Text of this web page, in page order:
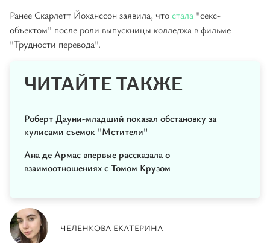
Ранее Скарлетт Йоханссон заявила, чтостала "секс-
объектом" после роли выпускницы колледжа в фильме
"Трудности перевода".
ЧИТАЙТЕ ТАКЖЕ
Роберт Дауни-младший показал обстановку за
кулисами съемок "Мстители"
Ана де Армас впервые рассказала о
взаимоотношениях с Томом Крузом
ЧЕЛЕНКОВА ЕКАТЕРИНА